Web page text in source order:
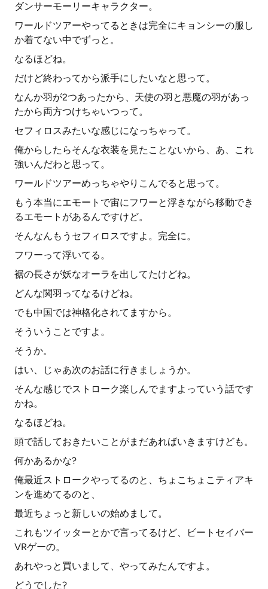
ダンサーモーリーキャラクター。
ワールドツアーやってるときは完全にキョンシーの服し
か着てない中でずっと。
なるほどね。
だけど終わってから派手にしたいなと思って。
なんか羽が2つあったから、天使の羽と悪魔の羽があっ
たから両方つけちゃいつって。
セフィロスみたいな感じになっちゃって。
俺からしたらそんな衣装を見たことないから、あ、これ
強いんだわと思って。
ワールドツアーめっちゃやりこんでると思って。
もう本当にエモートで宙にフワーと浮きながら移動でき
るエモートがあるんですけど。
そんなんもうセフィロスですよ。完全に。
フワーって浮いてる。
裾の長さが妖なオーラを出してたけどね。
どんな関羽ってなるけどね。
でも中国では神格化されてますから。
そういうことですよ。
そうか。
はい、じゃあ次のお話に行きましょうか。
そんな感じでストローク楽しんでますよっていう話です
かね。
なるほどね。
頭で話しておきたいことがまだあればいきますけども。
何かあるかな?
俺最近ストロークやってるのと、ちょこちょこティアキ
ンを進めてるのと、
最近ちょっと新しいの始めまして。
これもツイッターとかで言ってるけど、ビートセイバー
VRゲーの。
あれやっと買いまして、やってみたんですよ。
どうでした?